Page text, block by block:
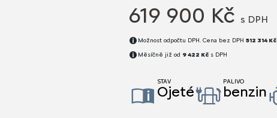
619 900 Kč s DPH
Možnost odpočtu DPH. Cena bez DPH 512 314 Kč
Měsíčně již od 9 422 Kč s DPH
STAV
Ojeté
PALIVO
benzin